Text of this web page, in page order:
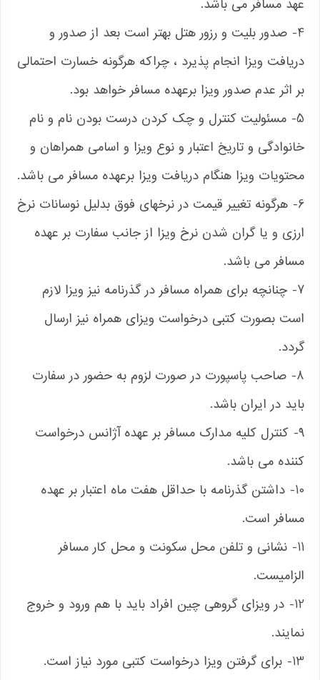
عهد مسافر می باشد.
4- صدور بلیت و رزور هتل بهتر است بعد از صدور و
دریافت ویزا انجام پذیرد ، چراکه هرگونه خسارت احتمالی
بر اثر عدم صدور ویزا برعهده مسافر خواهد بود.
5- مسئولیت کنترل و چک کردن درست بودن نام و نام
خانوادگی و تاریخ اعتبار و نوع ویزا و اسامی همراهان و
محتویات ویزا هنگام دریافت ویزا برعهده مسافر می باشد.
6- هرگونه تغییر قیمت در نرخهای فوق بدلیل نوسانات نرخ
ارزی و یا گران شدن نرخ ویزا از جانب سفارت بر عهده
مسافر می باشد.
7- چنانچه برای همراه مسافر در گذرنامه نیز ویزا لازم
است بصورت کتبی درخواست ویزای همراه نیز ارسال
گردد.
8- صاحب پاسپورت در صورت لزوم به حضور در سفارت
باید در ایران باشد.
9- کنترل کلیه مدارک مسافر بر عهده آژانس درخواست
کننده می باشد.
10- داشتن گذرنامه با حداقل هفت ماه اعتبار بر عهده
مسافر است.
11- نشانی و تلفن محل سکونت و محل کار مسافر
الزامیست.
12- در ویزای گروهی چین افراد باید با هم ورود و خروج
نمایند.
13- برای گرفتن ویزا درخواست کتبی مورد نیاز است.